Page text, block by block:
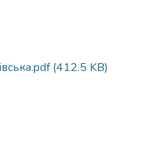
(412.5 KB)